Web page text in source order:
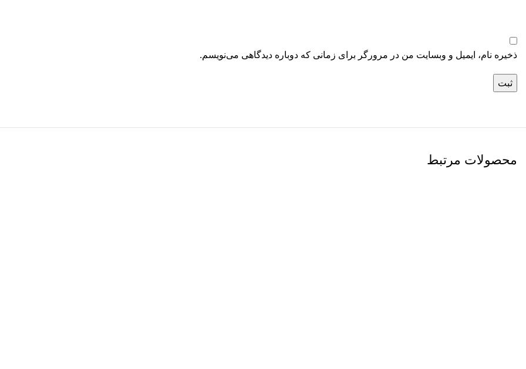
ذخیره نام، ایمیل و وبسایت من در مرورگر برای زمانی که دوباره دیدگاهی می‌نویسم.
محصولات مرتبط